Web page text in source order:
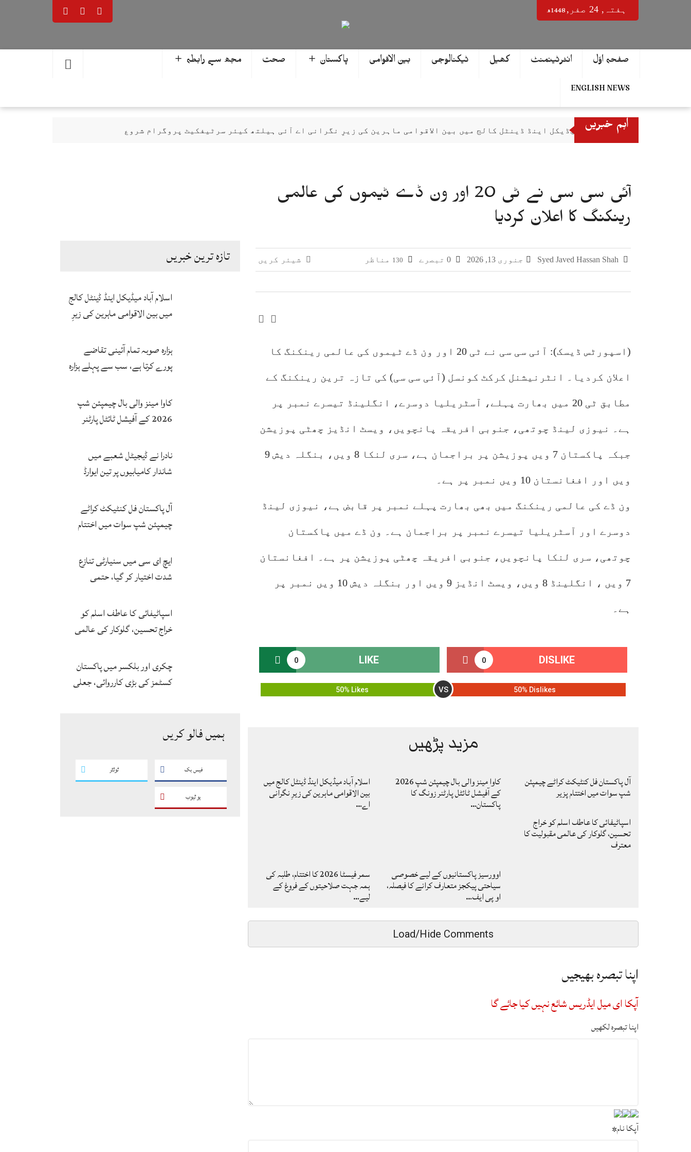
ہفتہ‬‮, 24 صفر‬, 1448ھ
صفحہ اوّل انٹرٹینمنٹ کھیل ٹیکنالوجی بین الاقوامی پاکستان ＋ صحت مجھ سے رابطہ ＋
ENGLISH NEWS
اہم خبریں
اسلام آباد میڈیکل اینڈ ڈینٹل کالج میں بین الاقوامی ماہرین کی زیرِ نگرانی اے آئی ہیلتھ کیئر سرٹیفکیٹ پروگرام شروع
آل پاکستان فل کنٹیکٹ کراٹے چیمپئن شپ سوات میں اختتام پزیر
ایچ ای سی میں سنیارٹی تنازع شدت اختیار کر گیا، حتمی فیصلہ چیئرمین کریں گے
اسپاٹیفائی کا عاطف اسلم کو خراج تحسین، گلوکار کی عالمی مقبولیت کا معترف
مشہور سمگل سگریٹ برانڈز میلانو، مونڈ افغانستان کے کاروباری گروپ کی ملکیت کا انکشاف
تازہ ترین خبریں
اسلام آباد میڈیکل اینڈ ڈینٹل کالج
میں بین الاقوامی ماہرین کی زیرِ
سرٹیفکیٹ پروگرام شروع
ہزارہ صوبہ تمام آئینی تقاضے
پورے کرتا ہے، سب سے پہلے ہزارہ
محمد یوسف
کاوا مینز والی بال چیمپئن شپ
2026 کے آفیشل ٹائٹل پارٹنر
فتح پر جشن
نادرا نے ڈیجیٹل شعبے میں
شاندار کامیابیوں پر تین ایوارڈ
آل پاکستان فل کنٹیکٹ کراٹے
چیمپئن شپ سوات میں اختتام
ایچ ای سی میں سنیارٹی تنازع
شدت اختیار کر گیا، حتمی
اسپاٹیفائی کا عاطف اسلم کو
خراج تحسین، گلوکار کی عالمی
چکری اور بلکسر میں پاکستان
کسٹمز کی بڑی کارروائی، جعلی
ہمیں فالو کریں
فیس بک ٹوئٹر
یو ٹیوب
آئی سی سی نے ٹی 20 اور ون ڈے ٹیموں کی عالمی
رینکنگ کا اعلان کردیا
شیئر کریں Syed Javed Hassan Shah جنوری 13, 2026 130 مناظر
(اسپورٹس ڈیسک): آئی سی سی نے ٹی 20 اور ون ڈے ٹیموں کی عالمی رینکنگ کا
اعلان کردیا۔ انٹرنیشنل کرکٹ کونسل (آئی سی سی) کی تازہ ترین رینکنگ کے
مطابق ٹی 20 میں بھارت پہلے، آسٹریلیا دوسرے، انگلینڈ تیسرے نمبر پر
ہے۔ نیوزی لینڈ چوتھی، جنوبی افریقہ پانچویں، ویسٹ انڈیز چھٹی پوزیشن
جبکہ پاکستان 7 ویں پوزیشن پر براجمان ہے، سری لنکا 8 ویں، بنگلہ دیش 9
ویں اور افغانستان 10 ویں نمبر پر ہے۔
ون ڈے کی عالمی رینکنگ میں بھی بھارت پہلے نمبر پر قابض ہے، نیوزی لینڈ
دوسرے اور آسٹریلیا تیسرے نمبر پر براجمان ہے۔ ون ڈے میں پاکستان
چوتھی، سری لنکا پانچویں، جنوبی افریقہ چھٹی پوزیشن پر ہے۔ افغانستان
7 ویں ، انگلینڈ 8 ویں، ویسٹ انڈیز 9 ویں اور بنگلہ دیش 10 ویں نمبر پر
ہے۔
0 LIKE 0 DISLIKE
50% Likes VS 50% Dislikes
مزید پڑھیں
اسلام آباد میڈیکل اینڈ ڈینٹل کالج میں
بین الاقوامی ماہرین کی زیرِ نگرانی
اے…
کاوا مینز والی بال چیمپئن شپ 2026
کے آفیشل ٹائٹل پارٹنر زونگ کا
پاکستان…
آل پاکستان فل کنٹیکٹ کراٹے چیمپئن
شپ سوات میں اختتام پزیر
اسپاٹیفائی کا عاطف اسلم کو خراج
تحسین، گلوکار کی عالمی مقبولیت کا
معترف
سمر فیسٹا 2026 کا اختتام، طلبہ کی
ہمہ جہت صلاحیتوں کے فروغ کے
لیے…
اوورسیز پاکستانیوں کے لیے خصوصی
سیاحتی پیکجز متعارف کرانے کا فیصلہ،
او پی ایف…
Load/Hide Comments
اپنا تبصرہ بھیجیں
آپکا ای میل ایڈریس شائع نہیں کیا جائے گا
اپنا تبصرہ لکھیں
آپکا نام*